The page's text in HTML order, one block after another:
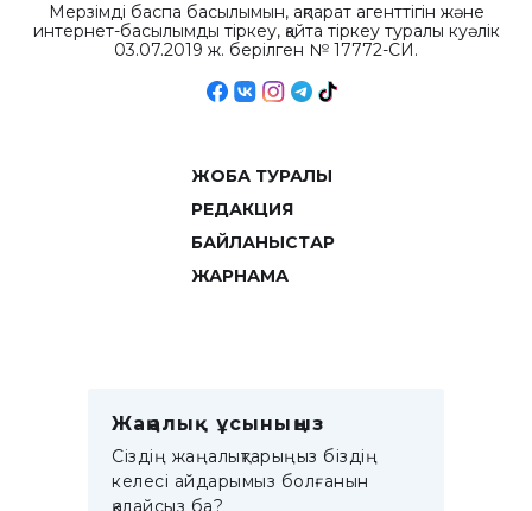
Мерзімді баспа басылымын, ақпарат агенттігін және
интернет-басылымды тіркеу, қайта тіркеу туралы куәлік
03.07.2019 ж. берілген № 17772-СИ.
ЖОБА ТУРАЛЫ
РЕДАКЦИЯ
БАЙЛАНЫСТАР
ЖАРНАМА
Жаңалық ұсыныңыз
Сіздің жаңалықтарыңыз біздің
келесі айдарымыз болғанын
қалайсыз ба?